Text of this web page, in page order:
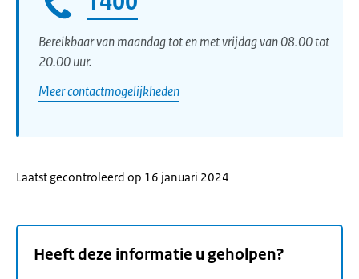
Bereikbaar van maandag tot en met vrijdag van 08.00 tot
20.00 uur.
Meer contactmogelijkheden
Laatst gecontroleerd op 16 januari 2024
Heeft deze informatie u geholpen?